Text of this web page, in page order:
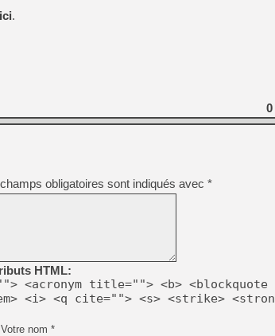
ici.
0
obligatoires sont indiqués avec *
HTML:
<acronym title=""> <b> <blockquote
<i> <q cite=""> <s> <strike>
Votre nom *